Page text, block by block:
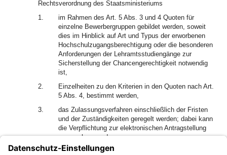
Rechtsverordnung des Staatsministeriums
1.
im Rahmen des Art. 5 Abs. 3 und 4 Quoten für
einzelne Bewerbergruppen gebildet werden, soweit
dies im Hinblick auf Art und Typus der erworbenen
Hochschulzugangsberechtigung oder die besonderen
Anforderungen der Lehramtsstudiengänge zur
Sicherstellung der Chancengerechtigkeit notwendig
ist,
2.
Einzelheiten zu den Kriterien in den Quoten nach Art.
5 Abs. 4, bestimmt werden,
3.
das Zulassungsverfahren einschließlich der Fristen
und der Zuständigkeiten geregelt werden; dabei kann
die Verpflichtung zur elektronischen Antragstellung
vorgesehen werden,
4.
das Serviceverfahren und die Teilnahme der